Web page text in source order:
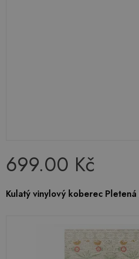
699.00 Kč
Kulatý vinylový koberec Pletená